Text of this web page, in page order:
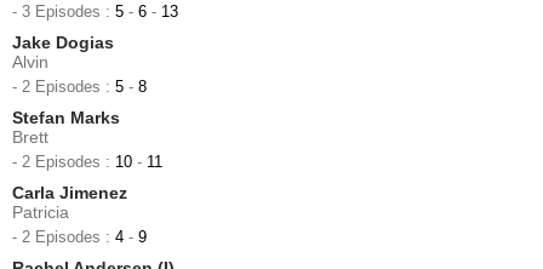
- 3 Episodes : 5 - 6 - 13
Jake Dogias
Alvin
- 2 Episodes : 5 - 8
Stefan Marks
Brett
- 2 Episodes : 10 - 11
Carla Jimenez
Patricia
- 2 Episodes : 4 - 9